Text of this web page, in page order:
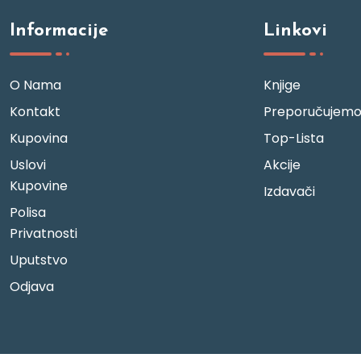
Informacije
O Nama
Kontakt
Kupovina
Uslovi
Kupovine
Polisa
Privatnosti
Uputstvo
Odjava
Linkovi
Knjige
Preporučujemo
Top-Lista
Akcije
Izdavači